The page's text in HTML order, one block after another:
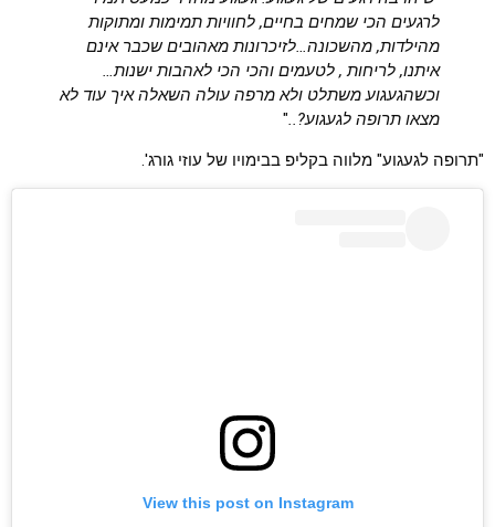
לרגעים הכי שמחים בחיים, לחוויות תמימות ומתוקות
מהילדות, מהשכונה…לזיכרונות מאהובים שכבר אינם
איתנו, לריחות , לטעמים והכי הכי לאהבות ישנות…
וכשהגעגוע משתלט ולא מרפה עולה השאלה איך עוד לא
מצאו תרופה לגעגוע?.."
"תרופה לגעגוע" מלווה בקליפ בבימויו של עוזי גורג'.
View this post on Instagram